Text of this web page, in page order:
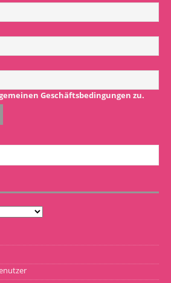
Geschäftsbedingungen zu.